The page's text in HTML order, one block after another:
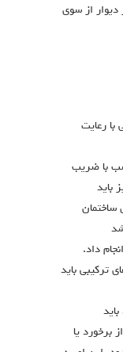
دیوار از سوي
با رعایت
با ضریب
باید
ساختمان
داد.
ترکیبی باید
برخورد یا